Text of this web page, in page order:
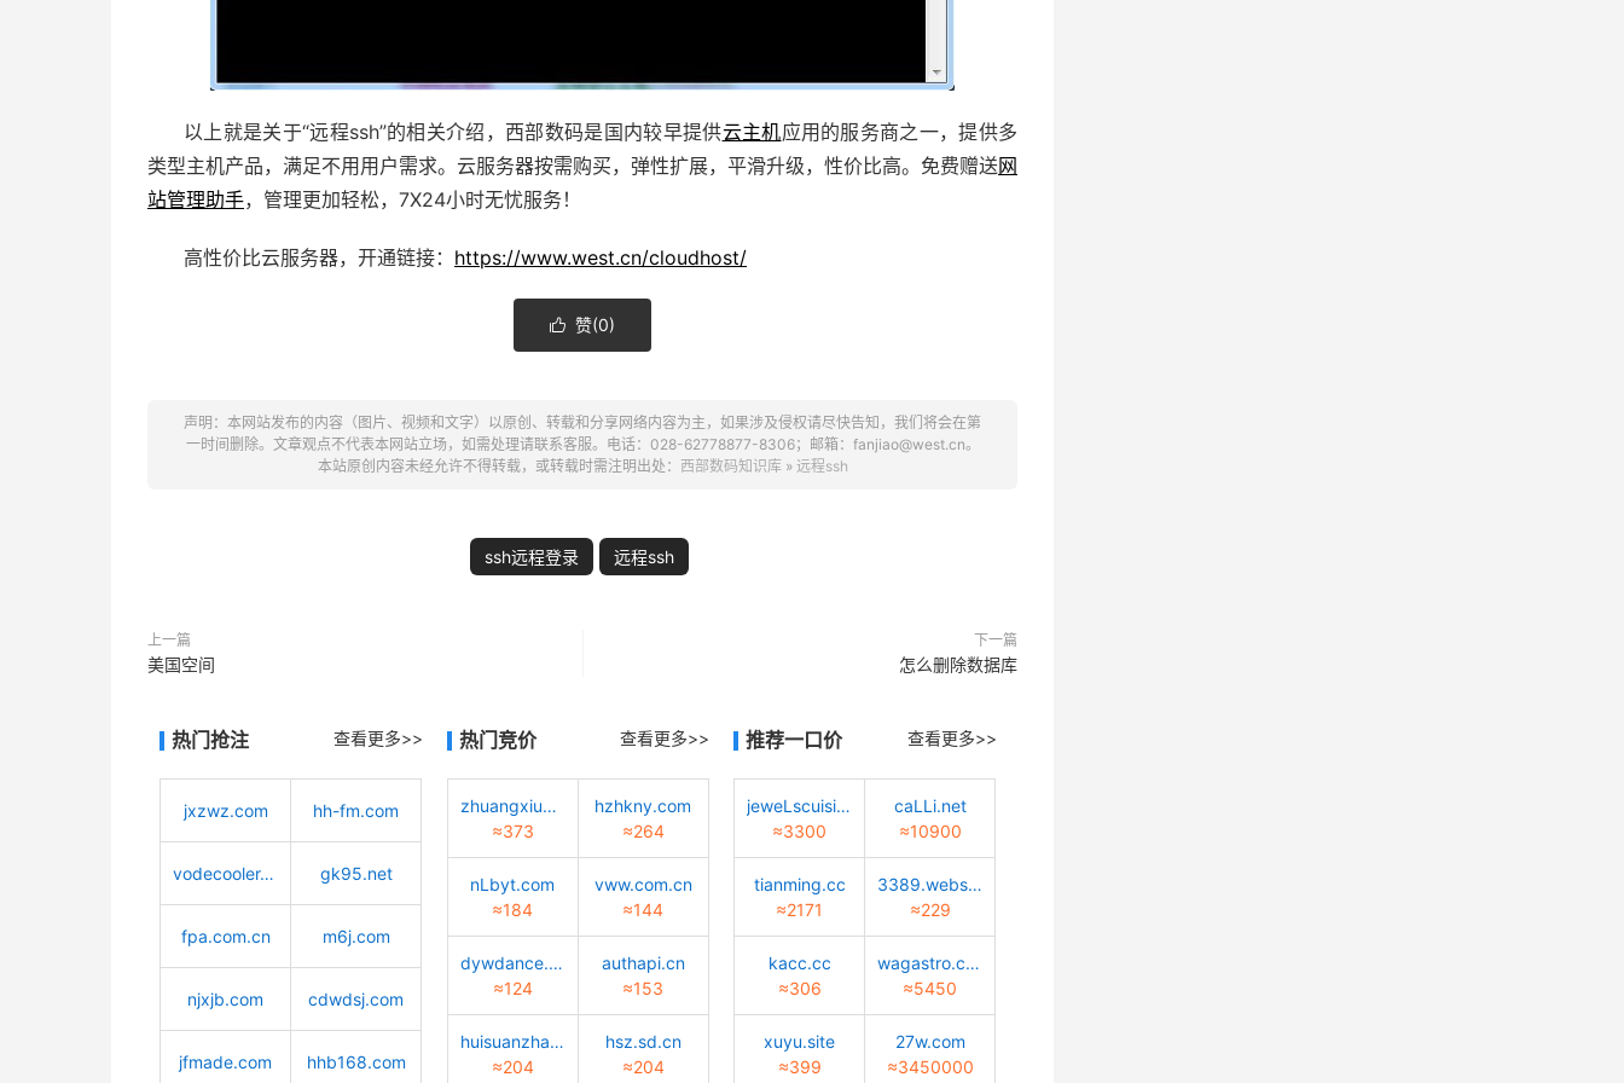
以上就是关于“远程ssh”的相关介绍，西部数码是国内较早提供云主机应用的服务商之一，提供多
类型主机产品，满足不用用户需求。云服务器按需购买，弹性扩展，平滑升级，性价比高。免费赠送网
站管理助手，管理更加轻松，7X24小时无忧服务！
高性价比云服务器，开通链接： https://www.west.cn/cloudhost/
 赞(0)
声明：本网站发布的内容（图片、视频和文字）以原创、转载和分享网络内容为主，如果涉及侵权请尽快告知，我们将会在第
一时间删除。文章观点不代表本网站立场，如需处理请联系客服。电话：028-62778877-8306；邮箱：fanjiao@west.cn。
本站原创内容未经允许不得转载，或转载时需注明出处： 西部数码知识库» 远程ssh
ssh远程登录 远程ssh
上一篇
美国空间
下一篇
怎么删除数据库
热门抢注 查看更多>>
jxzwz.com hh-fm.com
vodecooler.cn gk95.net
fpa.com.cn m6j.com
njxjb.com cdwdsj.com
jfmade.com hhb168.com
热门竞价 查看更多>>
zhuangxiu9.com
≈373
hzhkny.com
≈264
nLbyt.com
≈184
vww.com.cn
≈144
dywdance.com
≈124
authapi.cn
≈153
huisuanzhang.sd.cn
≈204
hsz.sd.cn
≈204
推荐一口价 查看更多>>
jeweLscuisine.com
≈3300
caLLi.net
≈10900
tianming.cc
≈2171
3389.website
≈229
kacc.cc
≈306
wagastro.com
≈5450
xuyu.site
≈399
27w.com
≈3450000